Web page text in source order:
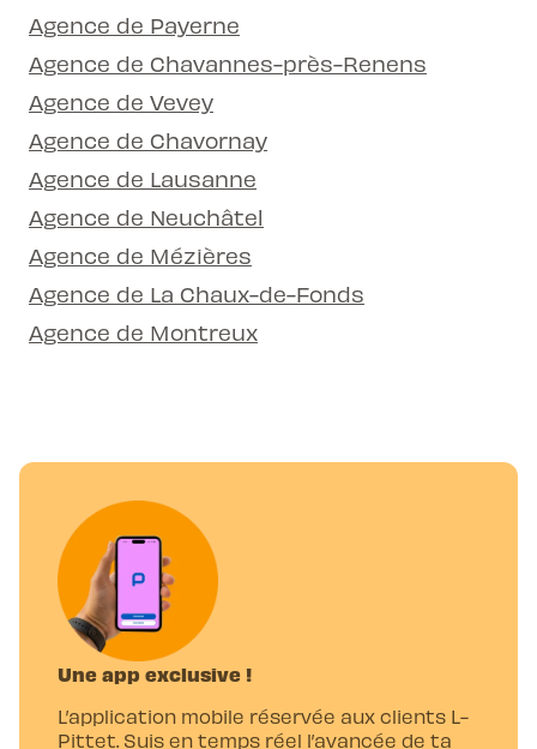
Agence de Payerne
Agence de Chavannes-près-Renens
Agence de Vevey
Agence de Chavornay
Agence de Lausanne
Agence de Neuchâtel
Agence de Mézières
Agence de La Chaux-de-Fonds
Agence de Montreux
Une app exclusive !
L’application mobile réservée aux clients L-
Pittet. Suis en temps réel l’avancée de ta